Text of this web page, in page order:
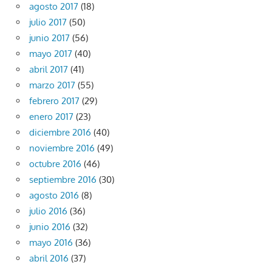
agosto 2017 (18)
julio 2017 (50)
junio 2017 (56)
mayo 2017 (40)
abril 2017 (41)
marzo 2017 (55)
febrero 2017 (29)
enero 2017 (23)
diciembre 2016 (40)
noviembre 2016 (49)
octubre 2016 (46)
septiembre 2016 (30)
agosto 2016 (8)
julio 2016 (36)
junio 2016 (32)
mayo 2016 (36)
abril 2016 (37)